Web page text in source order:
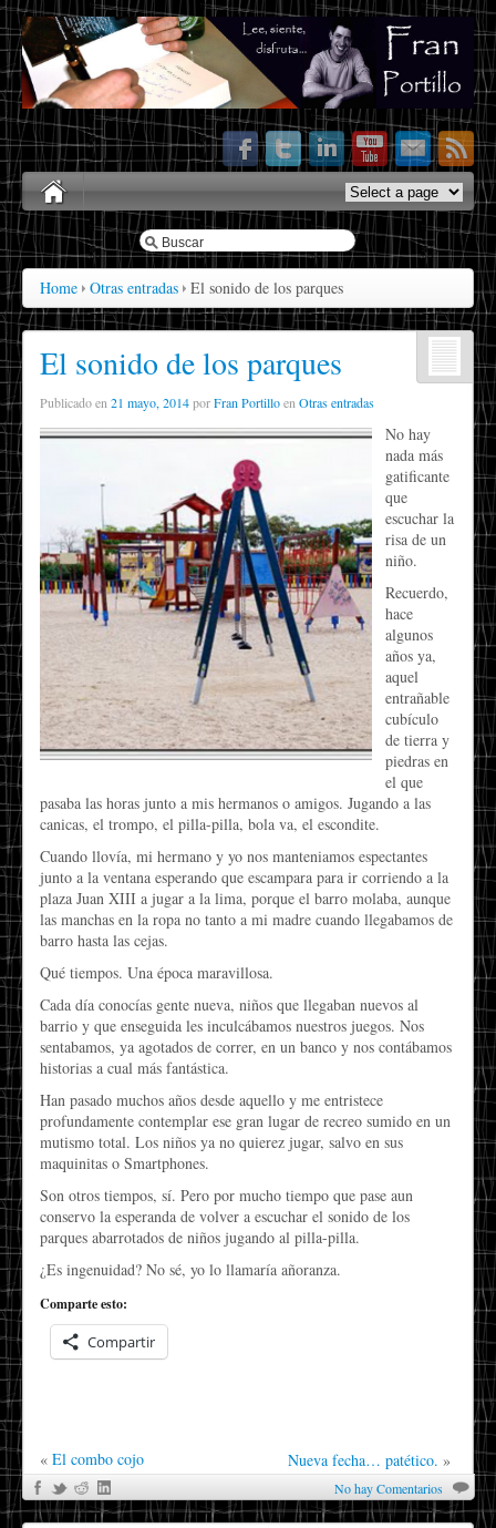
Home Otras entradas El sonido de los parques
El sonido de los parques
Publicado en 21 mayo, 2014porFran Portilloen Otras entradas
No hay
nada más
gatificante
que
escuchar la
risa de un
niño.
Recuerdo,
hace
algunos
años ya,
aquel
entrañable
cubículo
de tierra y
piedras en
el que
pasaba las horas junto a mis hermanos o amigos. Jugando a las
canicas, el trompo, el pilla-pilla, bola va, el escondite.
Cuando llovía, mi hermano y yo nos manteniamos espectantes
junto a la ventana esperando que escampara para ir corriendo a la
plaza Juan XIII a jugar a la lima, porque el barro molaba, aunque
las manchas en la ropa no tanto a mi madre cuando llegabamos de
barro hasta las cejas.
Qué tiempos. Una época maravillosa.
Cada día conocías gente nueva, niños que llegaban nuevos al
barrio y que enseguida les inculcábamos nuestros juegos. Nos
sentabamos, ya agotados de correr, en un banco y nos contábamos
historias a cual más fantástica.
Han pasado muchos años desde aquello y me entristece
profundamente contemplar ese gran lugar de recreo sumido en un
mutismo total. Los niños ya no quierez jugar, salvo en sus
maquinitas o Smartphones.
Son otros tiempos, sí. Pero por mucho tiempo que pase aun
conservo la esperanda de volver a escuchar el sonido de los
parques abarrotados de niños jugando al pilla-pilla.
¿Es ingenuidad? No sé, yo lo llamaría añoranza.
Comparte esto:
Compartir
« El combo cojo Nueva fecha… patético. »
No hay Comentarios